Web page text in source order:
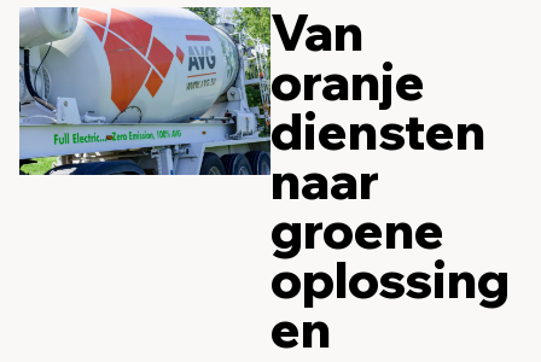
Van
oranje
diensten
naar
groene
oplossing
en